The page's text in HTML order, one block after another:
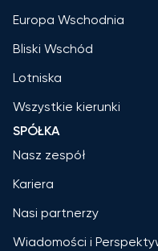
Europa Wschodnia
Bliski Wschód
Lotniska
Wszystkie kierunki
SPÓŁKA
Nasz zespół
Kariera
Nasi partnerzy
Wiadomości i